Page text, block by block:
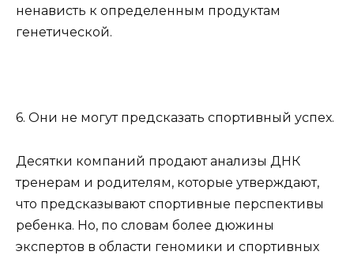
ненависть к определенным продуктам
генетической.
6. Они не могут предсказать спортивный успех.
Десятки компаний продают анализы ДНК
тренерам и родителям, которые утверждают,
что предсказывают спортивные перспективы
ребенка. Но, по словам более дюжины
экспертов в области геномики и спортивных